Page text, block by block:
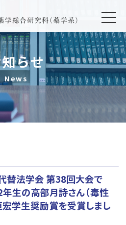
らせ
News
替法学会 第38回大会で
生の高部月詩さん（毒性
宏学生奨励賞を受賞しまし